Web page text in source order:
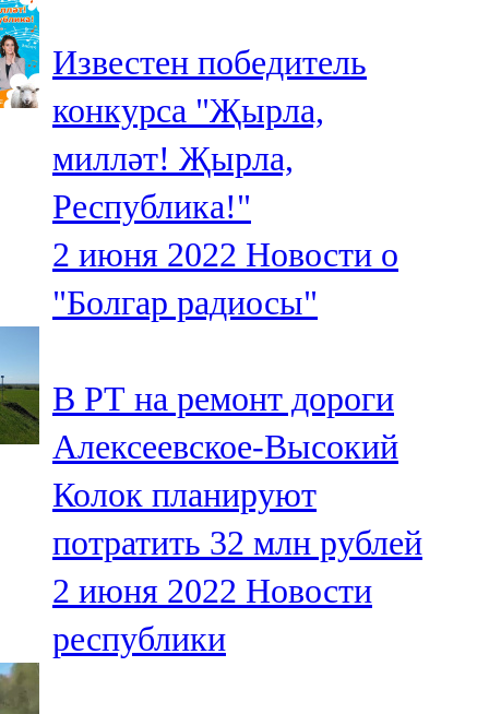
102,1 FM
Мамадыш
106,2 FM
Минзәлә
107,3 FM
Мөслим
Нурлат
104,7 FM
Олы Әтнә
71,42 FM
Сарман
107,8 FM
Известен победитель
конкурса "Җырла,
милләт! Җырла,
Республика!"
2 июня 2022 Новости о
"Болгар радиосы"
В РТ на ремонт дороги
Алексеевское-Высокий
Колок планируют
потратить 32 млн рублей
2 июня 2022 Новости
республики